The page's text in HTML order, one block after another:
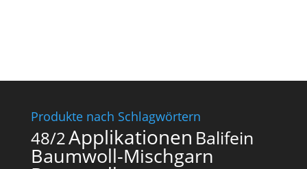
Produkte nach Schlagwörtern
48/2Applikationen Balifein
Baumwoll-Mischgarn